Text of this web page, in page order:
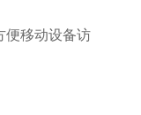
便移动设备访